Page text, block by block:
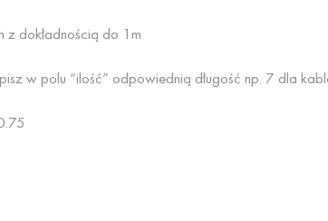
z dokładnością do 1m
w polu “ilość” odpowiednią długość np. 7 dla